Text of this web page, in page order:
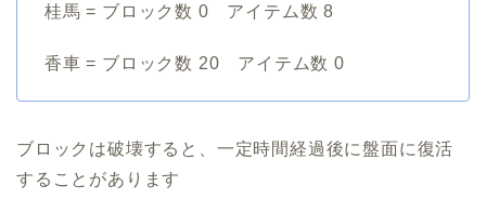
桂馬 = ブロック数 0 アイテム数 8
香車 = ブロック数 20 アイテム数 0
ブロックは破壊すると、一定時間経過後に盤面に復活
することがあります